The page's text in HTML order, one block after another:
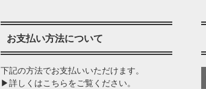
お支払い方法について
下記の方法でお支払いいただけます。
▶詳しくはこちらをご覧ください。